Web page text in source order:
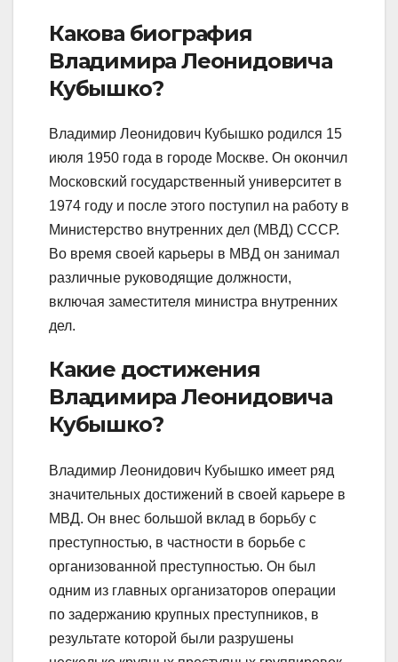
Какова биография
Владимира Леонидовича
Кубышко?
Владимир Леонидович Кубышко родился 15
июля 1950 года в городе Москве. Он окончил
Московский государственный университет в
1974 году и после этого поступил на работу в
Министерство внутренних дел (МВД) СССР.
Во время своей карьеры в МВД он занимал
различные руководящие должности,
включая заместителя министра внутренних
дел.
Какие достижения
Владимира Леонидовича
Кубышко?
Владимир Леонидович Кубышко имеет ряд
значительных достижений в своей карьере в
МВД. Он внес большой вклад в борьбу с
преступностью, в частности в борьбе с
организованной преступностью. Он был
одним из главных организаторов операции
по задержанию крупных преступников, в
результате которой были разрушены